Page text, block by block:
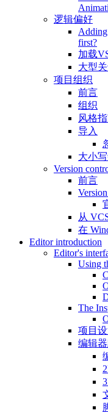
逻辑偏好
Adding
first?
加载
大型
项目组织
前言
组织
风格
导入
大小
Version
前言
从
在
Editor introduction
Editor's
Using
The
项目
编辑